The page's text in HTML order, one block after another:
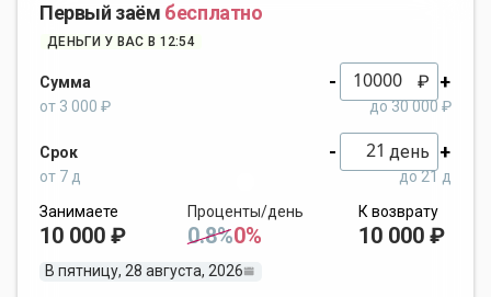
Первый заём бесплатно
ДЕНЬГИ У ВАС В 12:54
Сумма - ₽ +
от 3 000 ₽ до 30 000 ₽
Срок - день +
от 7 д
до 21 д
Занимаете
10 000 ₽
Проценты/день
0.8%0%
К возврату
10 000 ₽
В пятницу, 28 августа, 2026